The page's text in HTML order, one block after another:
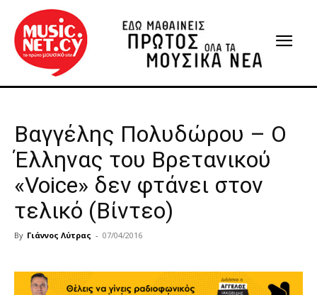
Βαγγέλης Πολυδώρου – Ο
Έλληνας του Βρετανικού
«Voice» δεν φτάνει στον
τελικό (Βίντεο)
By Γιάννος Λύτρας - 07/04/2016